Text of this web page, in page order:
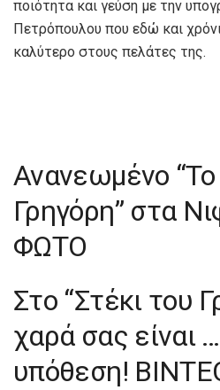
ποιότητα και γεύση με την
Πετρόπουλου που εδώ και
καλύτερο στους πελάτες της.
Ανανεωμένο “To
Γρηγόρη” στα
ΦΩΤΟ
Στο “Στέκι του
χαρά σας είναι
υπόθεση!